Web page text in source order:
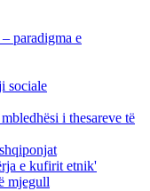
paradigma e
sociale
i thesareve të
e kufirit etnik'
mjegull